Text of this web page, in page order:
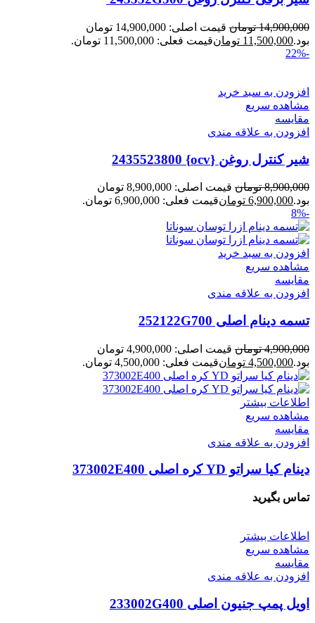
14,900,000 تومان
قیمت اصلی: 14,900,000 تومان
بود.11,500,000 تومانقیمت فعلی: 11,500,000 تومان.
-22%
افزودن به سبد خرید
مشاهده سریع
مقایسه
افزودن به علاقه مندی
شیر کنترل روغن {ocv} 2435523800
8,900,000 تومان
قیمت اصلی: 8,900,000 تومان
بود.6,900,000 تومانقیمت فعلی: 6,900,000 تومان.
-8%
افزودن به سبد خرید
مشاهده سریع
مقایسه
افزودن به علاقه مندی
تسمه دینام اصلی 252122G700
4,900,000 تومان
قیمت اصلی: 4,900,000 تومان
بود.4,500,000 تومانقیمت فعلی: 4,500,000 تومان.
اطلاعات بیشتر
مشاهده سریع
مقایسه
افزودن به علاقه مندی
دینام کیا سراتو YD کره اصلی 373002E400
تماس بگیرید
اطلاعات بیشتر
مشاهده سریع
مقایسه
افزودن به علاقه مندی
اویل پمپ جنیون اصلی 233002G400